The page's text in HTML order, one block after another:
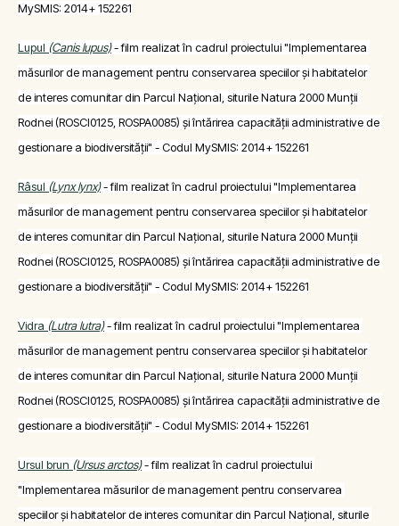
MySMIS: 2014+ 152261
Lupul (Canis lupus) - film realizat în cadrul proiectului "Implementarea
măsurilor de management pentru conservarea speciilor și habitatelor
de interes comunitar din Parcul Național, siturile Natura 2000 Munții
Rodnei (ROSCI0125, ROSPA0085) și întărirea capacității administrative de
gestionare a biodiversității" - Codul MySMIS: 2014+ 152261
Râsul (Lynx lynx) - film realizat în cadrul proiectului "Implementarea
măsurilor de management pentru conservarea speciilor și habitatelor
de interes comunitar din Parcul Național, siturile Natura 2000 Munții
Rodnei (ROSCI0125, ROSPA0085) și întărirea capacității administrative de
gestionare a biodiversității" - Codul MySMIS: 2014+ 152261
Vidra (Lutra lutra) - film realizat în cadrul proiectului "Implementarea
măsurilor de management pentru conservarea speciilor și habitatelor
de interes comunitar din Parcul Național, siturile Natura 2000 Munții
Rodnei (ROSCI0125, ROSPA0085) și întărirea capacității administrative de
gestionare a biodiversității" - Codul MySMIS: 2014+ 152261
Ursul brun (Ursus arctos) - film realizat în cadrul proiectului
"Implementarea măsurilor de management pentru conservarea
speciilor și habitatelor de interes comunitar din Parcul Național, siturile